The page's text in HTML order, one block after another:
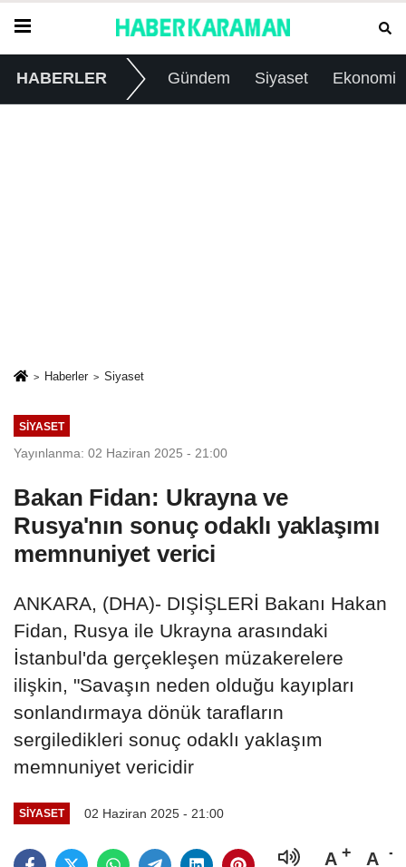
HABERLER Gündem Siyaset Ekonomi
Haberler Siyaset
SIYASET
Yayınlanma: 02 Haziran 2025 - 21:00
Bakan Fidan: Ukrayna ve
Rusya'nın sonuç odaklı yaklaşımı
memnuniyet verici
ANKARA, (DHA)- DIŞİŞLERİ Bakanı Hakan
Fidan, Rusya ile Ukrayna arasındaki
İstanbul'da gerçekleşen müzakerelere
ilişkin, "Savaşın neden olduğu kayıpları
sonlandırmaya dönük tarafların
sergiledikleri sonuç odaklı yaklaşım
memnuniyet vericidir
SIYASET 02 Haziran 2025 - 21:00
A A